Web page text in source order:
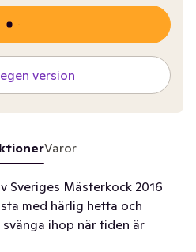
version
Varor
Sveriges Mästerkock 2016
med härlig hetta och
ihop när tiden är